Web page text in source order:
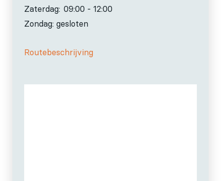
Zaterdag: 09:00 - 12:00
Zondag: gesloten
Routebeschrijving